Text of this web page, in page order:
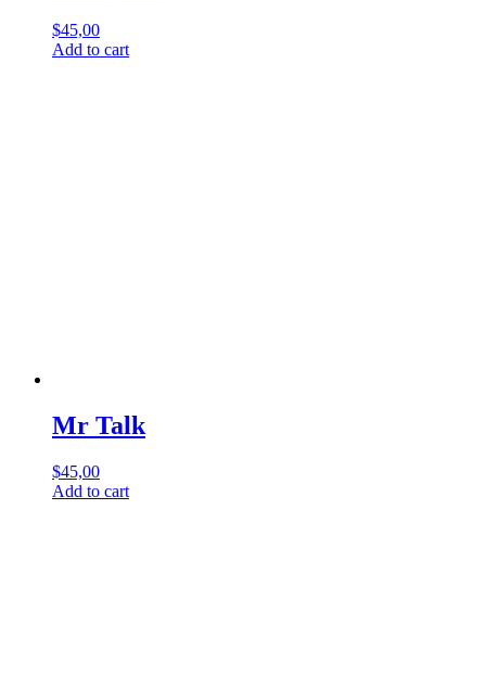
$45,00
Add to cart
Mr Talk
$45,00
Add to cart